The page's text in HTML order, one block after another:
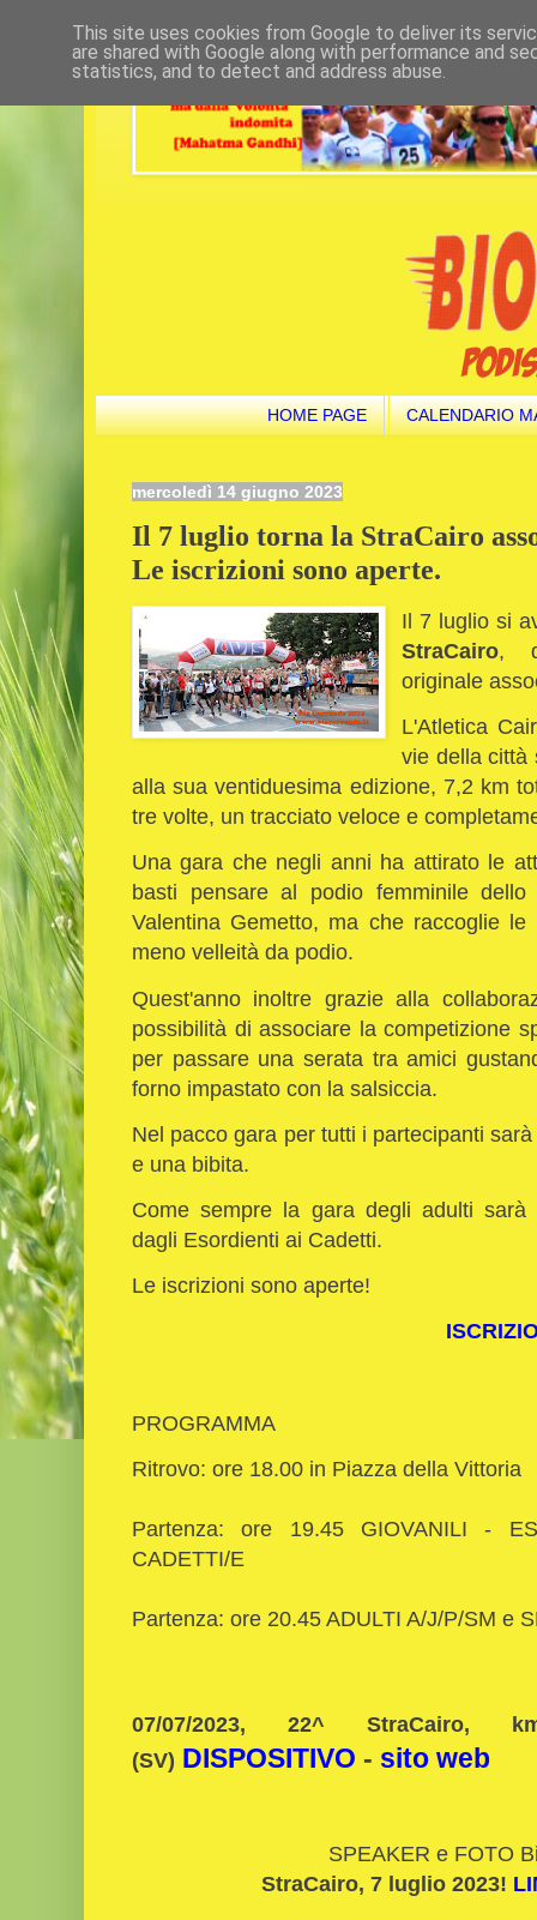
HOME PAGE CALENDARIO
mercoledì 14 giugno 2023
Il 7 luglio torna la StraCairo
Le iscrizioni sono aperte.
Il 7 luglio si
StraCairo,
originale
L'Atletica
vie della città
alla sua ventiduesima edizione, 7,2 km
tre volte, un tracciato veloce e
Una gara che negli anni ha attirato le
basti pensare al podio femminile
Valentina Gemetto, ma che raccoglie
meno velleità da podio.
Quest'anno inoltre grazie alla
possibilità di associare la competizione
per passare una serata tra amici
forno impastato con la salsiccia.
Nel pacco gara per tutti i partecipanti
e una bibita.
Come sempre la gara degli adulti sarà
dagli Esordienti ai Cadetti.
Le iscrizioni sono aperte!
PROGRAMMA
Ritrovo: ore 18.00 in Piazza della Vittoria
Partenza: ore 19.45 GIOVANILI -
CADETTI/E
Partenza: ore 20.45 ADULTI A/J/P/SM e
07/07/2023, 22^ StraCairo,
(SV) DISPOSITIVO - sito web
SPEAKER e FOTO
StraCairo, 7 luglio 2023!
This site uses cookies from Google to deliver its
are shared with Google along with performance and
statistics, and to detect and address abuse.